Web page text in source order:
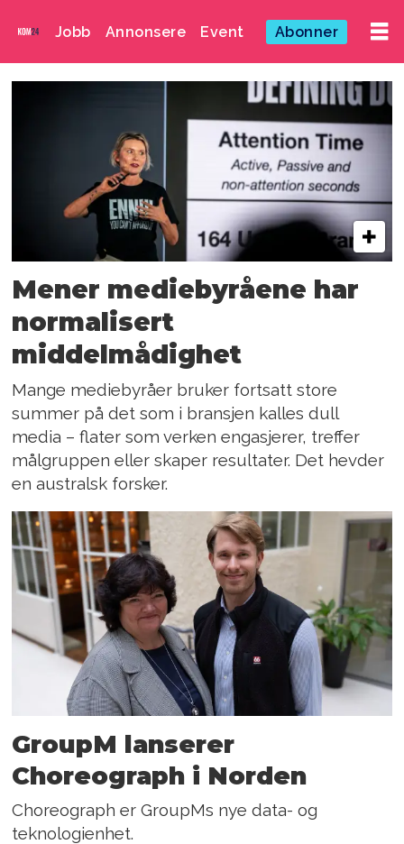
Jobb Annonsere Event Abonner
Emne:
medieplanlegging
effektmåling
Mener mediebyråene har
normalisert
middelmådighet
Mange mediebyråer bruker fortsatt store
summer på det som i bransjen kalles dull
media – flater som verken engasjerer, treffer
målgruppen eller skaper resultater. Det hevder
en australsk forsker.
GroupM lanserer
Choreograph i Norden
Choreograph er GroupMs nye data- og
teknologienhet.